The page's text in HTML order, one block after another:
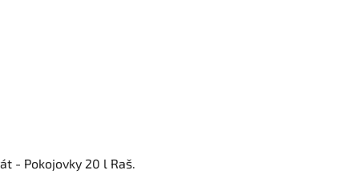
- Pokojovky 20 l Raš.